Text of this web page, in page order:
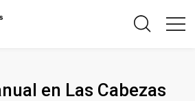
en Las Cabezas